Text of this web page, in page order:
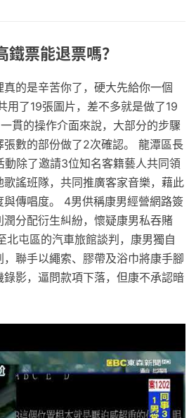
票能退票嗎？
的是辛苦你了，硬大先給你一個
用了19張圖片，差不多就是做了19
貫的操作介面來說，大部分的步驟
數的部份做了2次確認。 龍潭區長
動除了邀請3位知名客籍藝人共同領
謠班隊，共同推廣客家音樂，藉此
傳唱度。 4男供稱康男經營網路簽
分配衍生糾紛，懷疑康男私吞賭
北屯區的汽車旅館談判，康男獨自
聯手以繩索、膠帶及浴巾將康手腳
影，逼問款項下落，但康不承認暗